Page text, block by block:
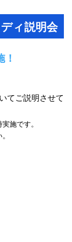
ィ説明会
てご説明させて
施です。